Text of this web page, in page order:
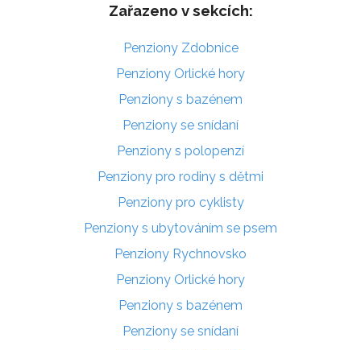
Zařazeno v sekcích:
Penziony Zdobnice
Penziony Orlické hory
Penziony s bazénem
Penziony se snídaní
Penziony s polopenzí
Penziony pro rodiny s dětmi
Penziony pro cyklisty
Penziony s ubytováním se psem
Penziony Rychnovsko
Penziony Orlické hory
Penziony s bazénem
Penziony se snídaní